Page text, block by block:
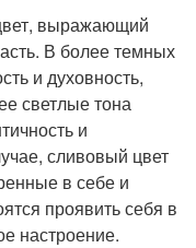
выражающий
В более темных
и духовность,
светлые тона
и
сливовый цвет
в себе и
проявить себя в
настроение.